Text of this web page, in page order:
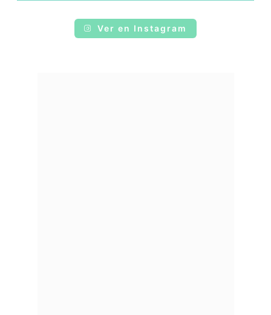
Ver en Instagram